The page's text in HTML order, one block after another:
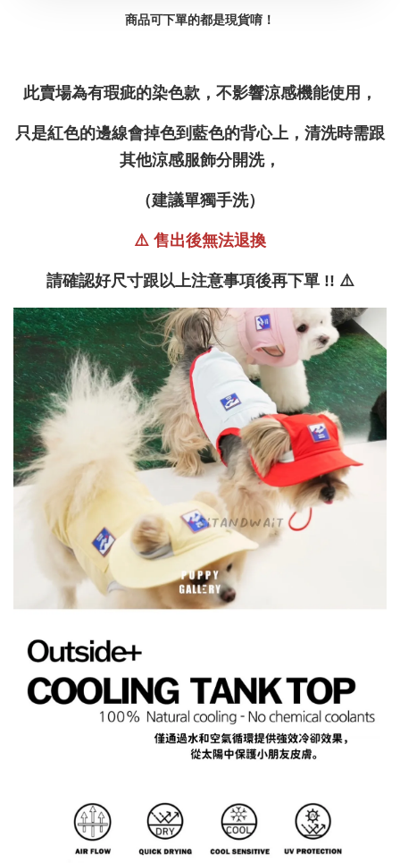
商品可下單的都是現貨唷！
此賣場為有瑕疵的染色款，不影響涼感機能使用，
只是紅色的邊線會掉色到藍色的背心上， 清洗時需跟
其他涼感服飾分開洗，
（建議單獨手洗）
⚠️ 售出後無法退換
請確認好尺寸跟以上注意事項後再下單 !! ⚠️